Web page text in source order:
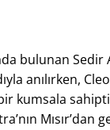
bulunan Sedir
anılırken,
kumsala
Mısır’dan